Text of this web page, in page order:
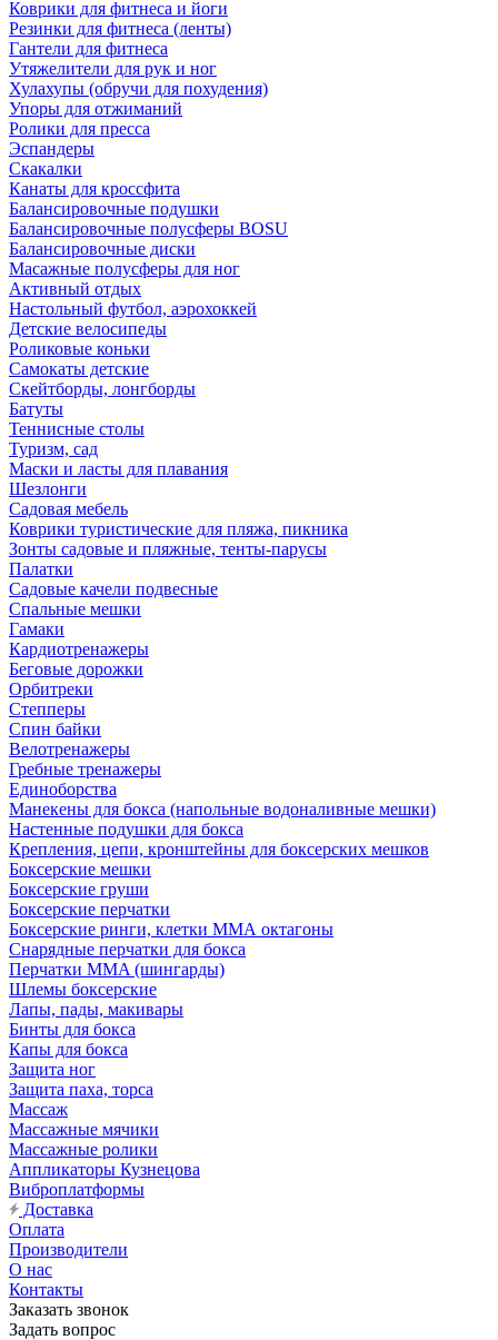
Коврики для фитнеса и йоги
Резинки для фитнеса (ленты)
Гантели для фитнеса
Утяжелители для рук и ног
Хулахупы (обручи для похудения)
Упоры для отжиманий
Ролики для пресса
Эспандеры
Скакалки
Канаты для кроссфита
Балансировочные подушки
Балансировочные полусферы BOSU
Балансировочные диски
Масажные полусферы для ног
Активный отдых
Настольный футбол, аэрохоккей
Детские велосипеды
Роликовые коньки
Самокаты детские
Скейтборды, лонгборды
Батуты
Теннисные столы
Туризм, сад
Маски и ласты для плавания
Шезлонги
Садовая мебель
Коврики туристические для пляжа, пикника
Зонты садовые и пляжные, тенты-парусы
Палатки
Садовые качели подвесные
Спальные мешки
Гамаки
Кардиотренажеры
Беговые дорожки
Орбитреки
Степперы
Спин байки
Велотренажеры
Гребные тренажеры
Единоборства
Манекены для бокса (напольные водоналивные мешки)
Настенные подушки для бокса
Крепления, цепи, кронштейны для боксерских мешков
Боксерские мешки
Боксерские груши
Боксерские перчатки
Боксерские ринги, клетки ММА октагоны
Снарядные перчатки для бокса
Перчатки MMA (шингарды)
Шлемы боксерские
Лапы, пады, макивары
Бинты для бокса
Капы для бокса
Защита ног
Защита паха, торса
Массаж
Массажные мячики
Массажные ролики
Аппликаторы Кузнецова
Виброплатформы
Доставка
Оплата
Производители
О нас
Контакты
Заказать звонок
Задать вопрос